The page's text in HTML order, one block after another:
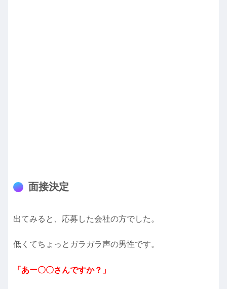
面接決定
出てみると、応募した会社の方でした。
低くてちょっとガラガラ声の男性です。
「あー〇〇さんですか？」